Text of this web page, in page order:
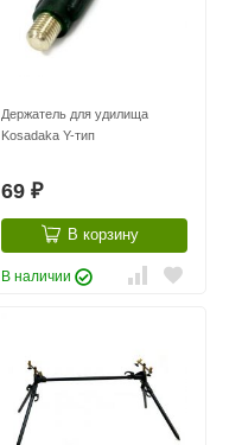
Держатель для удилища
Kosadaka Y-тип
69 ₽
В корзину
В наличии